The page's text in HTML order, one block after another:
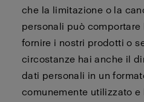
che la limitazione o la
personali può
fornire i nostri prodotti o
circostanze hai anche il
dati personali in un
comunemente utilizzato